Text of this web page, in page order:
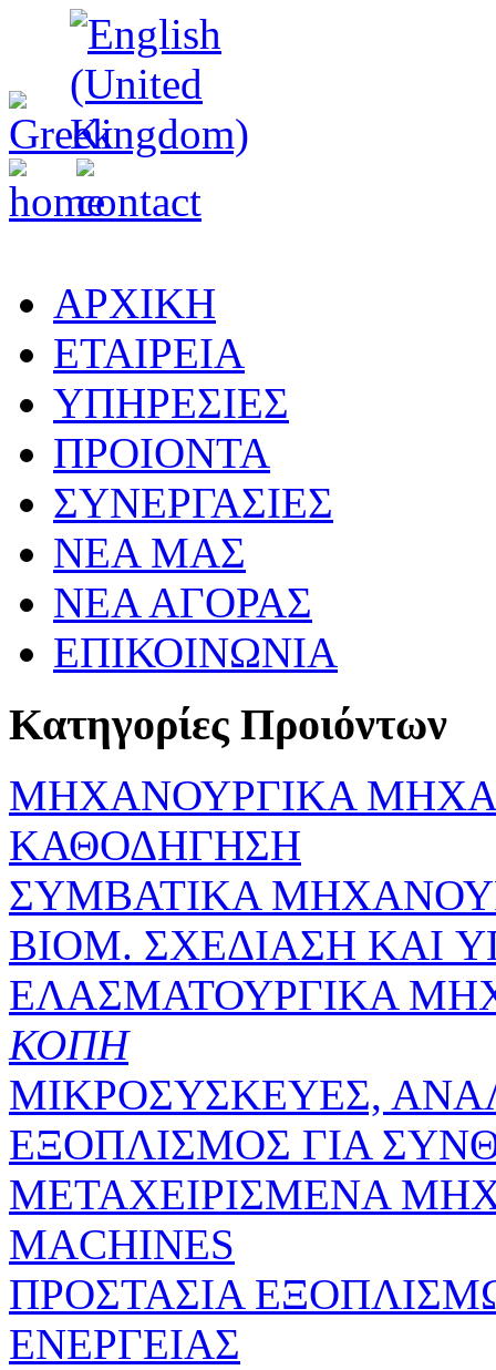
ΑΡΧΙΚΗ
ΕΤΑΙΡΕΙΑ
ΥΠΗΡΕΣΙΕΣ
ΠΡΟΙΟΝΤΑ
ΣΥΝΕΡΓΑΣΙΕΣ
ΝΕΑ ΜΑΣ
ΝΕΑ ΑΓΟΡΑΣ
ΕΠΙΚΟΙΝΩΝΙΑ
Κατηγορίες Προιόντων
ΜΗΧΑΝΟΥΡΓΙΚΑ
ΚΑΘΟΔΗΓΗΣΗ
ΣΥΜΒΑΤΙΚΑ
ΒΙΟΜ. ΣΧΕΔΙΑΣΗ KAI
ΕΛΑΣΜΑΤΟΥΡΓΙΚΑ
ΚΟΠΗ
ΜΙΚΡΟΣΥΣΚΕΥΕΣ,
ΕΞΟΠΛΙΣΜΟΣ ΓΙΑ
ΜΕΤΑΧΕΙΡΙΣΜΕΝΑ
MACHINES
ΠΡΟΣΤΑΣΙΑ
ΕΝΕΡΓΕΙΑΣ